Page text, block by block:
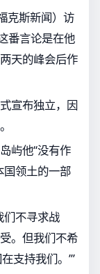
克斯新闻）访
番言论是在他
天的峰会后作
宣布独立，因
屿他“没有作
国领土的一部
们不寻求战
。但我们不希
支持我们。’”